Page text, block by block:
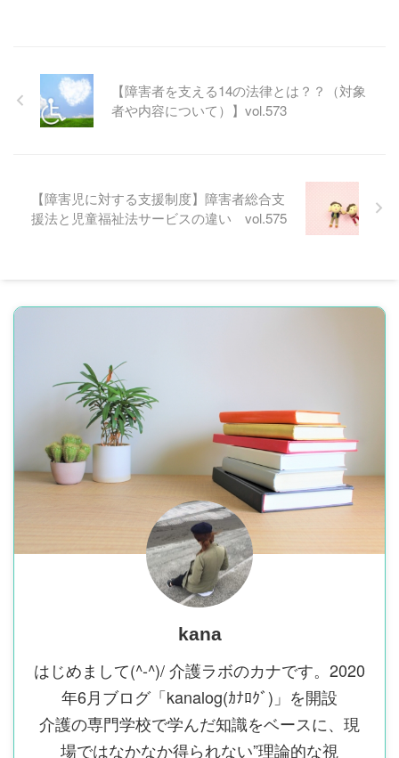
【障害者を支える14の法律とは？？（対象
者や内容について）】vol.573
【障害児に対する支援制度】障害者総合支
援法と児童福祉法サービスの違い vol.575
kana
はじめまして(^-^)/ 介護ラボのカナです。2020
年6月ブログ「kanalog(ｶﾅﾛｸﾞ)」を開設
介護の専門学校で学んだ知識をベースに、現
場ではなかなか得られない”理論的な視